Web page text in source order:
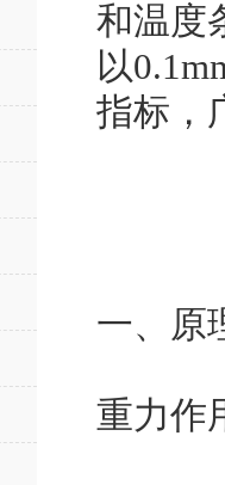
和温度
以
指标，
一、原
重力作